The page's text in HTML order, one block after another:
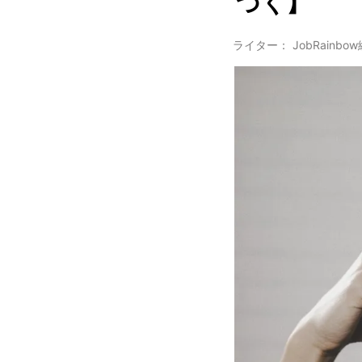
ライター： JobRainbow